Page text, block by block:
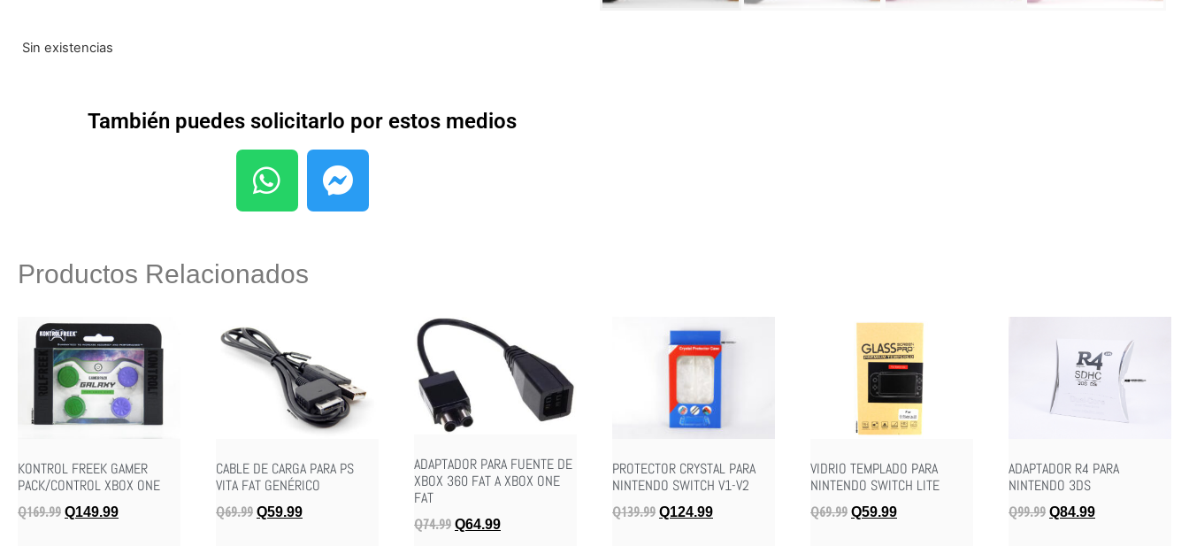
Sin existencias
También puedes solicitarlo por estos medios
Productos Relacionados
KONTROL FREEK GAMER
PACK/CONTROL XBOX ONE
Q169.99 Q149.99
CABLE DE CARGA PARA PS
VITA FAT GENÉRICO
Q69.99 Q59.99
ADAPTADOR PARA FUENTE DE
XBOX 360 FAT A XBOX ONE
FAT
Q74.99 Q64.99
PROTECTOR CRYSTAL PARA
NINTENDO SWITCH V1-V2
Q139.99 Q124.99
VIDRIO TEMPLADO PARA
NINTENDO SWITCH LITE
Q69.99 Q59.99
ADAPTADOR R4 PARA
NINTENDO 3DS
Q99.99 Q84.99